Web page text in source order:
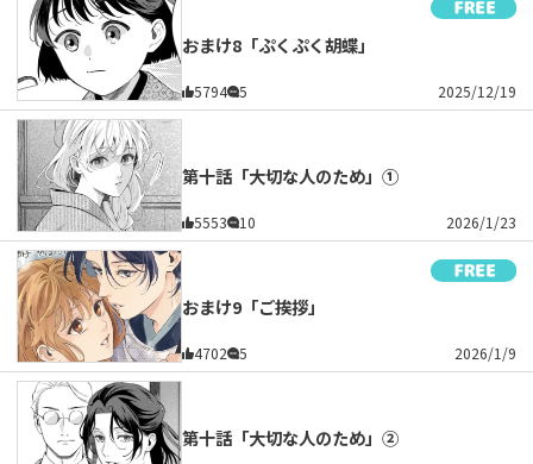
おまけ8「ぷくぷく胡蝶」
5794 5 2025/12/19
第十話「大切な人のため」①
5553 10 2026/1/23
おまけ9「ご挨拶」
4702 5 2026/1/9
第十話「大切な人のため」②